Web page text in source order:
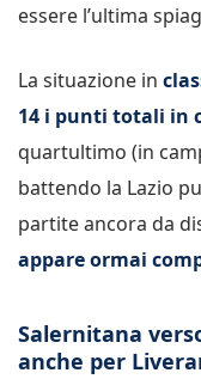
essere l’ultima
La situazione in
14 i punti totali in
quartultimo (in
battendo la Lazio
partite ancora da
appare ormai
Salernitana
anche per